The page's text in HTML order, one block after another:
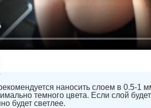
наносить слоем в 0.5-1
темного цвета. Если слой
будет светлее.